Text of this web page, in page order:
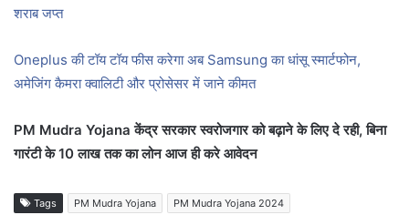
शराब जप्त
Oneplus की टॉय टॉय फीस करेगा अब Samsung का धांसू स्मार्टफोन,
अमेजिंग कैमरा क्वालिटी और प्रोसेसर में जाने कीमत
PM Mudra Yojana केंद्र सरकार स्वरोजगार को बढ़ाने के लिए दे रही, बिना
गारंटी के 10 लाख तक का लोन आज ही करे आवेदन
Tags PM Mudra Yojana PM Mudra Yojana 2024